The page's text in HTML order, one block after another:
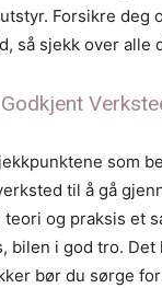
Forsikre deg
så sjekk over alle
som
til å gå
og praksis et
bilen i god tro.
bør du sørge